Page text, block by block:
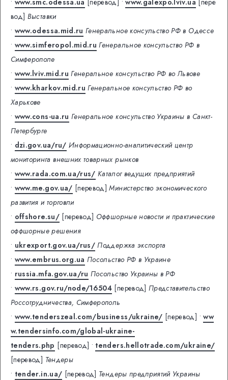
• www.smc.odessa.ua [перевод] •www.galexpo.lviv.ua [пере
вод] Выставки
• www.odessa.mid.ru Генеральное консульство РФ в Одессе
• www.simferopol.mid.ru Генеральное консульство РФ в
Симферополе
• www.lviv.mid.ru Генеральное консульство РФ во Львове
• www.kharkov.mid.ru Генеральное консульство РФ во
Харькове
• www.cons-ua.ru Генеральное консульство Украины в Санкт-
Петербурге
• dzi.gov.ua/ru/ Информационно-аналитический центр
мониторинга внешних товарных рынков
• www.rada.com.ua/rus/ Каталог ведущих предприятий
• www.me.gov.ua/ [перевод] Министерство экономического
развития и торговли
• offshore.su/ [перевод] Оффшорные новости и практические
оффшорные решения
• ukrexport.gov.ua/rus/ Поддержка экспорта
• www.embrus.org.ua Посольство РФ в Украине
• russia.mfa.gov.ua/ru Посольство Украины в РФ
• www.rs.gov.ru/node/16504 [перевод] Представительство
Россотрудничества, Симферополь
• www.tenderszeal.com/business/ukraine/ [перевод] •ww
w.tendersinfo.com/global-ukraine-
tenders.php [перевод] • tenders.hellotrade.com/ukraine/
[перевод] Тендеры
• tender.in.ua/ [перевод] Тендеры предприятий Украины